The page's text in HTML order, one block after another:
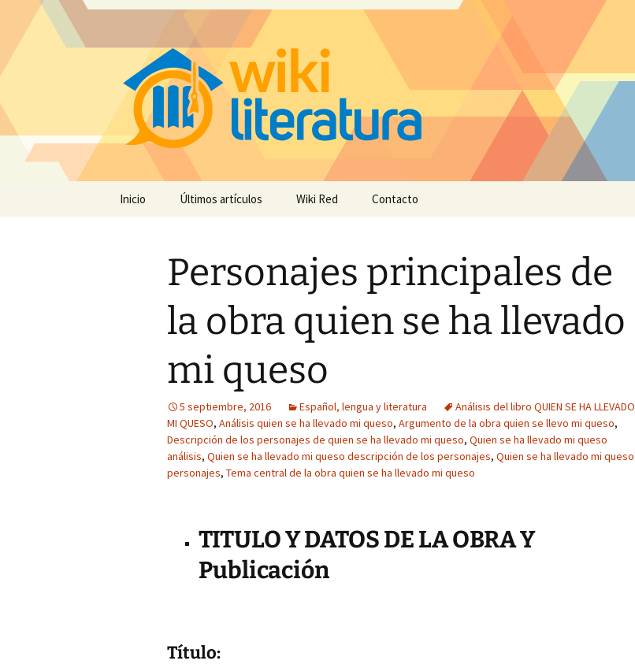
Inicio Últimos artículos Wiki Red Contacto
Personajes principales de
la obra quien se ha llevado
mi queso
5 septiembre, 2016 Español, lengua y literatura
Análisis del libro QUIEN SE HA LLEVADO
MI QUESO, Análisis quien se ha llevado mi queso, Argumento de la obra quien se llevo mi queso,
Descripción de los personajes de quien se ha llevado mi queso, Quien se ha llevado mi queso
análisis, Quien se ha llevado mi queso descripción de los personajes, Quien se ha llevado mi queso
personajes, Tema central de la obra quien se ha llevado mi queso
TITULO Y DATOS DE LA OBRA Y
Publicación
Título: